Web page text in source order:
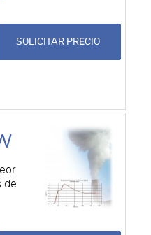
SOLICITAR PRECIO
de